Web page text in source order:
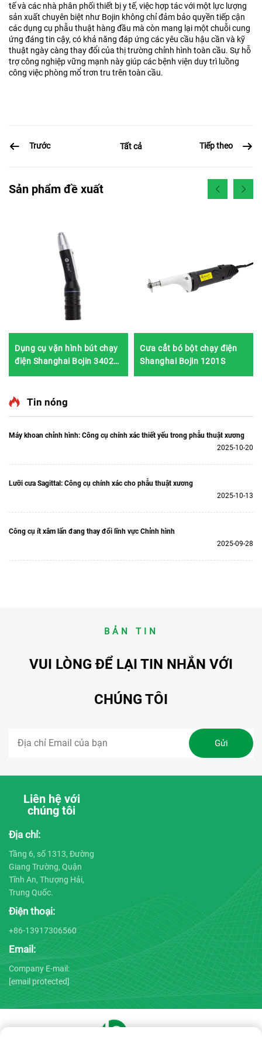
tế và các nhà phân phối thiết bị y tế, việc hợp tác với một lực lượng
sản xuất chuyên biệt như Bojin không chỉ đảm bảo quyền tiếp cận
các dụng cụ phẫu thuật hàng đầu mà còn mang lại một chuỗi cung
ứng đáng tin cậy, có khả năng đáp ứng các yêu cầu hậu cần và kỹ
thuật ngày càng thay đổi của thị trường chỉnh hình toàn cầu. Sự hỗ
trợ công nghiệp vững mạnh này giúp các bệnh viện duy trì luồng
công việc phòng mổ trơn tru trên toàn cầu.
Trước Tất cả Tiếp theo
Sản phẩm đề xuất
Dụng cụ vặn hình bút chạy
điện Shanghai Bojin 3402
3400
Cưa cắt bó bột chạy điện
Shanghai Bojin 1201S
Tin nóng
Máy khoan chỉnh hình: Công cụ chính xác thiết yếu trong phẫu thuật xương
2025-10-20
Lưỡi cưa Sagittal: Công cụ chính xác cho phẫu thuật xương
2025-10-13
Công cụ ít xâm lấn đang thay đổi lĩnh vực Chỉnh hình
2025-09-28
BẢN TIN
VUI LÒNG ĐỂ LẠI TIN NHẮN VỚI
CHÚNG TÔI
Liên hệ với
chúng tôi
Địa chỉ:
Tầng 6, số 1313, Đường
Giang Trường, Quận
Tĩnh An, Thượng Hải,
Trung Quốc.
Điện thoại:
+86-13917306560
Email:
Company E-mail:
[email protected]